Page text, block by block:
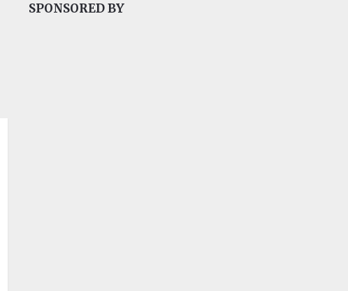
SPONSORED BY